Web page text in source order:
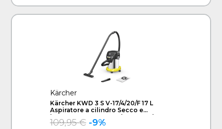
Kärcher
Kärcher KWD 3 S V-17/4/20/F 17 L
Aspiratore a cilindro Secco e
bagnato 1000 W Sacchetto per la
polvere
109,95 € -9%